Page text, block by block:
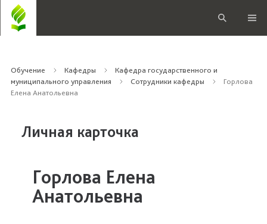
Обучение Кафедры
Кафедра государственного и
муниципального управления
Сотрудники кафедры
Горлова
Елена Анатольевна
Личная карточка
Горлова Елена
Анатольевна